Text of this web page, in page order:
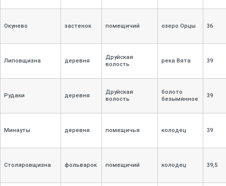
Окунево застенок помещичий озеро Орцы 36
Липовщизна деревня
Друйская
волость
река Вята 39
Рудаки деревня
Друйская
волость
болото
безымянное
39
Минауты деревня помещичья колодец 39
Столяровщизна фольварок помещичий колодец 39,5